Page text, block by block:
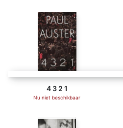
4 3 2 1
Nu niet beschikbaar